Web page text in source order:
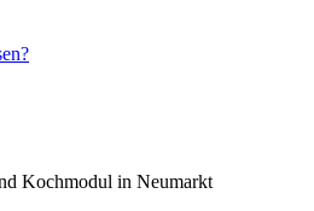
Kochmodul in Neumarkt